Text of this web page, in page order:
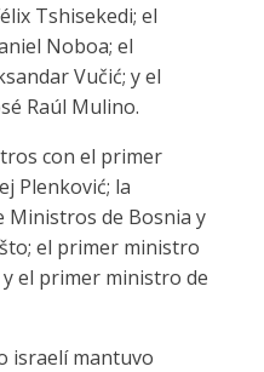
Tshisekedi; el
Noboa; el
Vučić; y el
Raúl Mulino.
con el primer
Plenković; la
Ministros de Bosnia y
el primer ministro
y el primer ministro de
israelí mantuvo